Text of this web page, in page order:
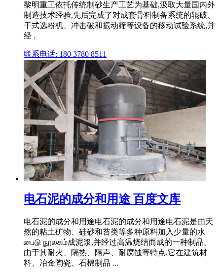
黎明重工依托传统制砂生产工艺为基础,汲取大量国内外
制造技术经验,先后完成了对成套骨料制备系统的辊破、
干式选粉机、冲击破和振动筛等设备的移动试验系统,并
经 .
联系电话: 180 3780 8511
电石泥的成分和用途 百度文库
电石泥的成分和用途电石泥的成分和用途电石泥是由天
然的粘土矿物、硅砂和苔类等多种原料加入少量的水
பைடு நூலகம்成泥浆,并经过高温烧结而成的一种制品。
由于其耐火、隔热、隔声、耐腐蚀等特点,它在建筑材
料、冶金陶瓷、石棉制品 ...